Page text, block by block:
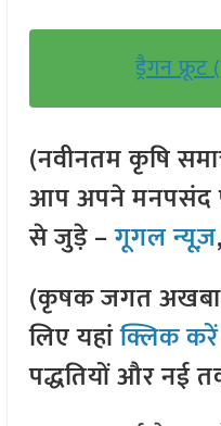
ड्रैगन
(नवीनतम कृषि
आप अपने मनपसंद
से जुड़े –गूगल न्यूज़
(कृषक जगत
लिए यहांक्लिक करें
पद्धतियों और नई